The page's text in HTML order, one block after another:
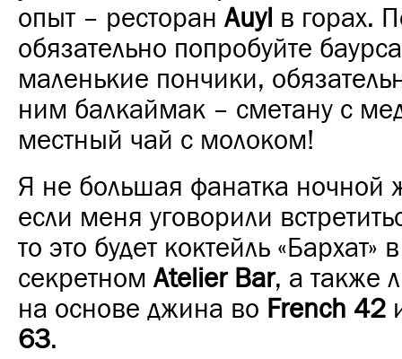
опыт – ресторан Auyl в горах.
обязательно попробуйте
маленькие пончики,
ним балкаймак – сметану с
местный чай с молоком!
Я не большая фанатка ночной
если меня уговорили
то это будет коктейль «Бархат» в
секретном Atelier Bar, а также
на основе джина во French 42
63.